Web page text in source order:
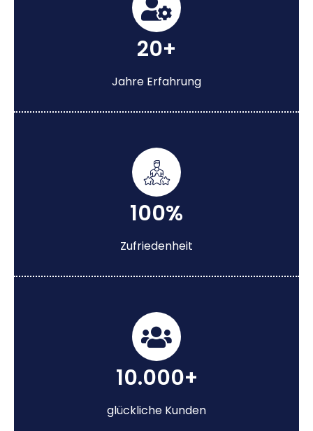
20+
Jahre Erfahrung
100%
Zufriedenheit
10.000+
glückliche Kunden